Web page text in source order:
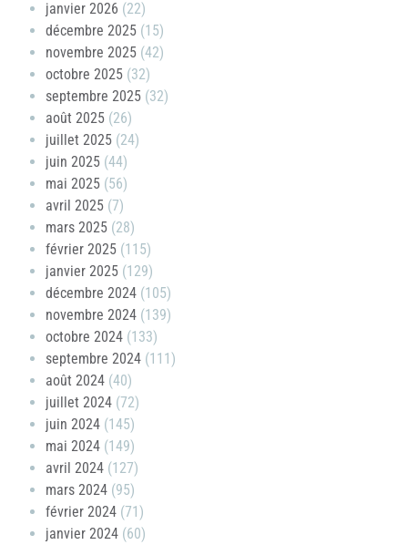
janvier 2026 (22)
décembre 2025 (15)
novembre 2025 (42)
octobre 2025 (32)
septembre 2025 (32)
août 2025 (26)
juillet 2025 (24)
juin 2025 (44)
mai 2025 (56)
avril 2025 (7)
mars 2025 (28)
février 2025 (115)
janvier 2025 (129)
décembre 2024 (105)
novembre 2024 (139)
octobre 2024 (133)
septembre 2024 (111)
août 2024 (40)
juillet 2024 (72)
juin 2024 (145)
mai 2024 (149)
avril 2024 (127)
mars 2024 (95)
février 2024 (71)
janvier 2024 (60)